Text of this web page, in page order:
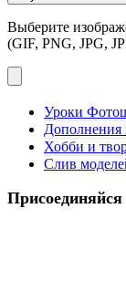
Выберите
(GIF, PNG, JPG,
Уроки
Хобби и
Слив